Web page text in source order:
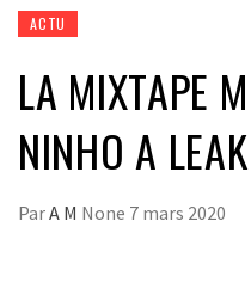
ACTU
LA MIXTAPE
NINHO A
ParA M None 7 mars 2020